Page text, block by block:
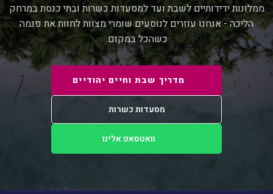
ממלונות ידידותיים לשבת ועד למסעדות כשרות ובתי כנסת במרחק
הליכה - אנחנו עוזרים לנוסעים שומרי מצוות לחוות את פנמה
כשהכל במקום.
מדריך שבת וחיים יהודיים
מסעדות כשרות
וואטסאפ אלינו